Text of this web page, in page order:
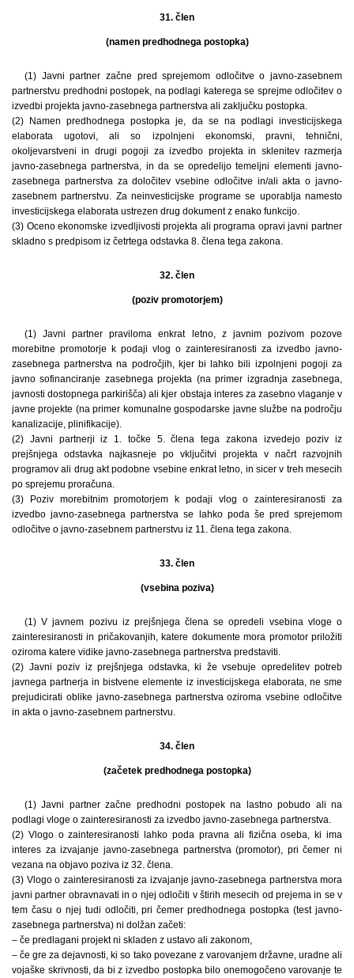
31. člen
(namen predhodnega postopka)
(1) Javni partner začne pred sprejemom odločitve o javno-zasebnem
partnerstvu predhodni postopek, na podlagi katerega se sprejme odločitev o
izvedbi projekta javno-zasebnega partnerstva ali zaključku postopka.
(2) Namen predhodnega postopka je, da se na podlagi investicijskega
elaborata ugotovi, ali so izpolnjeni ekonomski, pravni, tehnični,
okoljevarstveni in drugi pogoji za izvedbo projekta in sklenitev razmerja
javno-zasebnega partnerstva, in da se opredelijo temeljni elementi javno-
zasebnega partnerstva za določitev vsebine odločitve in/ali akta o javno-
zasebnem partnerstvu. Za neinvesticijske programe se uporablja namesto
investicijskega elaborata ustrezen drug dokument z enako funkcijo.
(3) Oceno ekonomske izvedljivosti projekta ali programa opravi javni partner
skladno s predpisom iz četrtega odstavka 8. člena tega zakona.
32. člen
(poziv promotorjem)
(1) Javni partner praviloma enkrat letno, z javnim pozivom pozove
morebitne promotorje k podaji vlog o zainteresiranosti za izvedbo javno-
zasebnega partnerstva na področjih, kjer bi lahko bili izpolnjeni pogoji za
javno sofinanciranje zasebnega projekta (na primer izgradnja zasebnega,
javnosti dostopnega parkirišča) ali kjer obstaja interes za zasebno vlaganje v
javne projekte (na primer komunalne gospodarske javne službe na področju
kanalizacije, plinifikacije).
(2) Javni partnerji iz 1. točke 5. člena tega zakona izvedejo poziv iz
prejšnjega odstavka najkasneje po vključitvi projekta v načrt razvojnih
programov ali drug akt podobne vsebine enkrat letno, in sicer v treh mesecih
po sprejemu proračuna.
(3) Poziv morebitnim promotorjem k podaji vlog o zainteresiranosti za
izvedbo javno-zasebnega partnerstva se lahko poda še pred sprejemom
odločitve o javno-zasebnem partnerstvu iz 11. člena tega zakona.
33. člen
(vsebina poziva)
(1) V javnem pozivu iz prejšnjega člena se opredeli vsebina vloge o
zainteresiranosti in pričakovanjih, katere dokumente mora promotor priložiti
oziroma katere vidike javno-zasebnega partnerstva predstaviti.
(2) Javni poziv iz prejšnjega odstavka, ki že vsebuje opredelitev potreb
javnega partnerja in bistvene elemente iz investicijskega elaborata, ne sme
prejudicirati oblike javno-zasebnega partnerstva oziroma vsebine odločitve
in akta o javno-zasebnem partnerstvu.
34. člen
(začetek predhodnega postopka)
(1) Javni partner začne predhodni postopek na lastno pobudo ali na
podlagi vloge o zainteresiranosti za izvedbo javno-zasebnega partnerstva.
(2) Vlogo o zainteresiranosti lahko poda pravna ali fizična oseba, ki ima
interes za izvajanje javno-zasebnega partnerstva (promotor), pri čemer ni
vezana na objavo poziva iz 32. člena.
(3) Vlogo o zainteresiranosti za izvajanje javno-zasebnega partnerstva mora
javni partner obravnavati in o njej odločiti v štirih mesecih od prejema in se v
tem času o njej tudi odločiti, pri čemer predhodnega postopka (test javno-
zasebnega partnerstva) ni dolžan začeti:
– če predlagani projekt ni skladen z ustavo ali zakonom,
– če gre za dejavnosti, ki so tako povezane z varovanjem državne, uradne ali
vojaške skrivnosti, da bi z izvedbo postopka bilo onemogočeno varovanje te